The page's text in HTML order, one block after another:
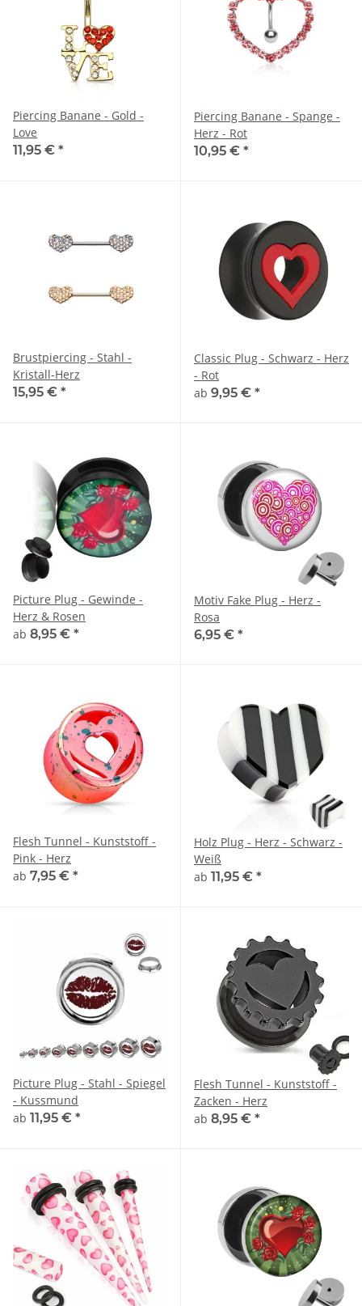
Piercing Banane - Gold -
Love
11,95 € *
Piercing Banane - Spange -
Herz - Rot
10,95 € *
Brustpiercing - Stahl -
Kristall-Herz
15,95 € *
Classic Plug - Schwarz - Herz
- Rot
ab 9,95 € *
Picture Plug - Gewinde -
Herz & Rosen
ab 8,95 € *
Motiv Fake Plug - Herz -
Rosa
6,95 € *
Flesh Tunnel - Kunststoff -
Pink - Herz
ab 7,95 € *
Holz Plug - Herz - Schwarz -
Weiß
ab 11,95 € *
Picture Plug - Stahl - Spiegel
- Kussmund
ab 11,95 € *
Flesh Tunnel - Kunststoff -
Zacken - Herz
ab 8,95 € *